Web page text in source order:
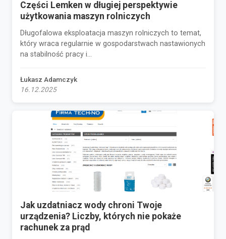
Części Lemken w długiej perspektywie
użytkowania maszyn rolniczych
Długofalowa eksploatacja maszyn rolniczych to temat,
który wraca regularnie w gospodarstwach nastawionych
na stabilność pracy i...
Łukasz Adamczyk
16.12.2025
Jak uzdatniacz wody chroni Twoje
urządzenia? Liczby, których nie pokaże
rachunek za prąd